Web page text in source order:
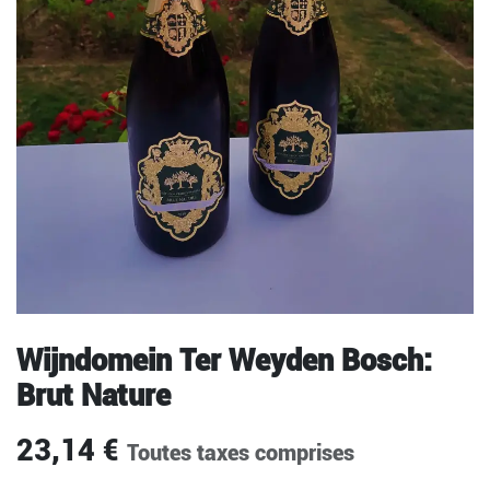
Wijndomein Ter Weyden Bosch:
Brut Nature
23,14 € Toutes taxes comprises